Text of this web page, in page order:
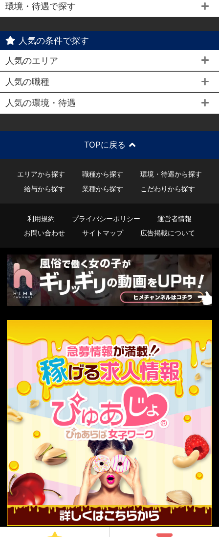
環境・待遇で探す
人気の条件で探す
人気のエリア
人気の職種
人気の環境・待遇
TOPに戻る
エリアから探す 職種から探す
環境・待遇から探す
給与から探す
業種から探す こだわりから探す
利用規約 プライバシーポリシー
運営者情報
お問い合わせ
サイトマップ 広告掲載について